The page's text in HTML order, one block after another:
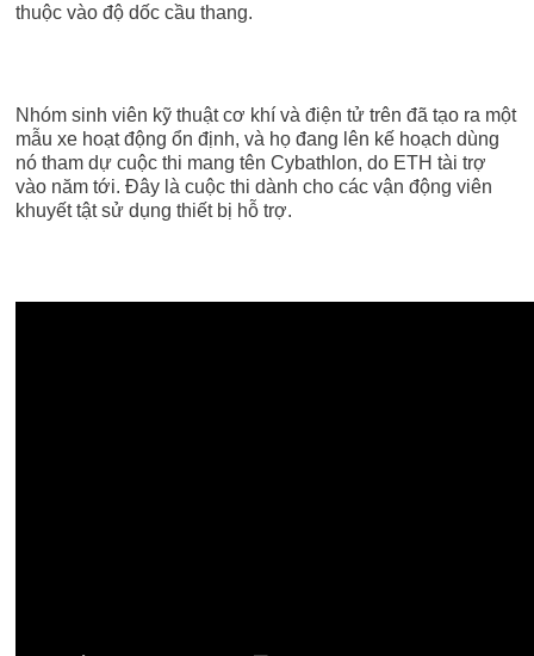
thuộc vào độ dốc cầu thang.
Nhóm sinh viên kỹ thuật cơ khí và điện tử trên đã tạo ra một
mẫu xe hoạt động ổn định, và họ đang lên kế hoạch dùng
nó tham dự cuộc thi mang tên Cybathlon, do ETH tài trợ
vào năm tới. Đây là cuộc thi dành cho các vận động viên
khuyết tật sử dụng thiết bị hỗ trợ.